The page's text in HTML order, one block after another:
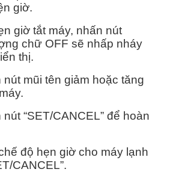
giờ.
giờ tắt máy, nhấn nút
chữ OFF sẽ nhấp nháy
thị.
mũi tên giảm hoặc tăng
“SET/CANCEL” để hoàn
độ hẹn giờ cho máy lạnh
CANCEL”.